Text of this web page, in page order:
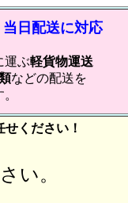
日配送に対応
運ぶ軽貨物運送
などの配送を
ください！
い。